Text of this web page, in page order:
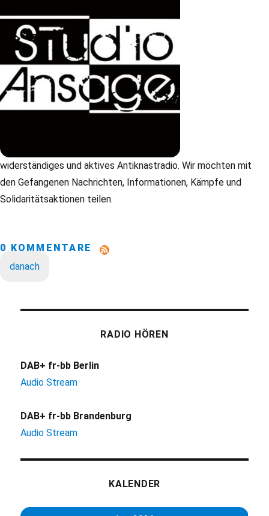
widerständiges und aktives Antiknastradio. Wir möchten mit
den Gefangenen Nachrichten, Informationen, Kämpfe und
Solidaritätsaktionen teilen.
0 KOMMENTARE
danach
RADIO HÖREN
DAB+ fr-bb Berlin
Audio Stream
DAB+ fr-bb Brandenburg
Audio Stream
KALENDER